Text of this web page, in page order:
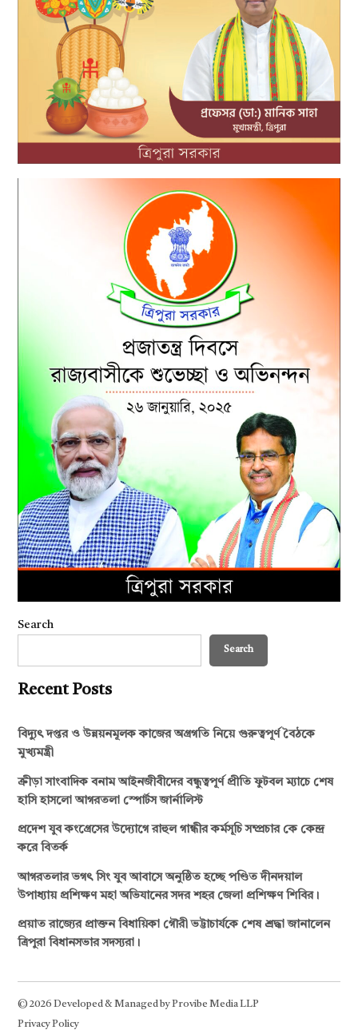
Search
Search
Recent Posts
বিদ্যুৎ দপ্তর ও উন্নয়নমূলক কাজের অগ্রগতি নিয়ে গুরুত্বপূর্ণ বৈঠকে
মুখ্যমন্ত্রী
ক্রীড়া সাংবাদিক বনাম আইনজীবীদের বন্ধুত্বপূর্ণ প্রীতি ফুটবল ম্যাচে শেষ
হাসি হাসলো আগরতলা স্পোর্টস জার্নালিস্ট
প্রদেশ যুব কংগ্রেসের উদ্যোগে রাহুল গান্ধীর কর্মসূচি সম্প্রচার কে কেন্দ্র
করে বিতর্ক
আগরতলার ভগৎ সিং যুব আবাসে অনুষ্ঠিত হচ্ছে পণ্ডিত দীনদয়াল
উপাধ্যায় প্রশিক্ষণ মহা অভিযানের সদর শহর জেলা প্রশিক্ষণ শিবির।
প্রয়াত রাজ্যের প্রাক্তন বিধায়িকা গৌরী ভট্টাচার্যকে শেষ শ্রদ্ধা জানালেন
ত্রিপুরা বিধানসভার সদস্যরা।
© 2026 Developed & Managed by Provibe Media LLP
Privacy Policy